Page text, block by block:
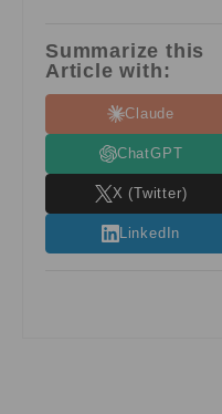
Summarize this
Article with:
Claude
ChatGPT
X (Twitter)
LinkedIn